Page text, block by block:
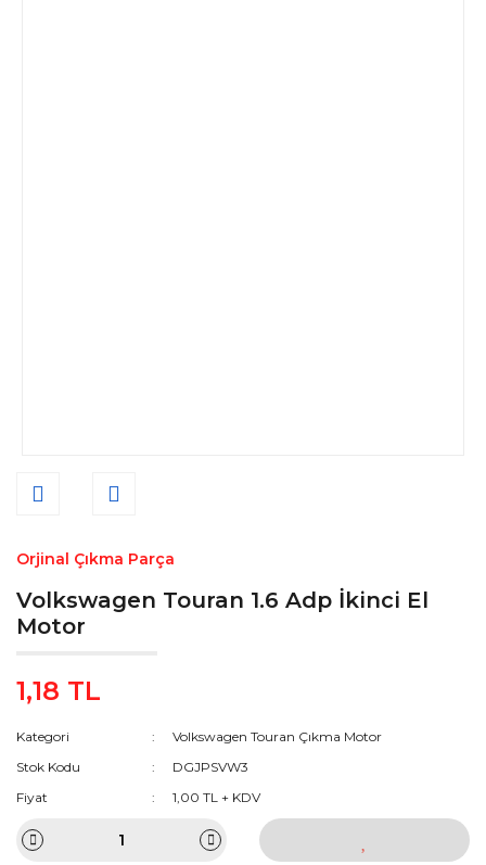
Orjinal Çıkma Parça
Volkswagen Touran 1.6 Adp İkinci El
Motor
1,18 TL
Kategori
Volkswagen Touran Çıkma Motor
Stok Kodu
DGJPSVW3
Fiyat
1,00 TL + KDV